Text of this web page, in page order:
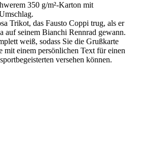
350 g/m²-Karton mit
Trikot, das Fausto Coppi trug, als er
auf seinem Bianchi Rennrad gewann.
weiß, sodass Sie die Grußkarte
mit einem persönlichen Text für einen
versehen können.